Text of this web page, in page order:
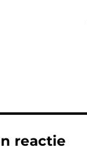
reactie